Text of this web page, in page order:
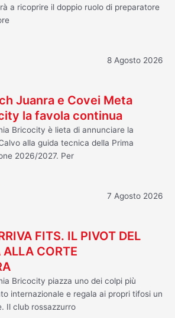
a ricoprire il doppio ruolo di preparatore
8 Agosto 2026
Juanra e Covei Meta
la favola continua
Bricocity è lieta di annunciare la
alla guida tecnica della Prima
2026/2027. Per
7 Agosto 2026
FITS. IL PIVOT DEL
ALLA CORTE
Bricocity piazza uno dei colpi più
internazionale e regala ai propri tifosi un
Il club rossazzurro